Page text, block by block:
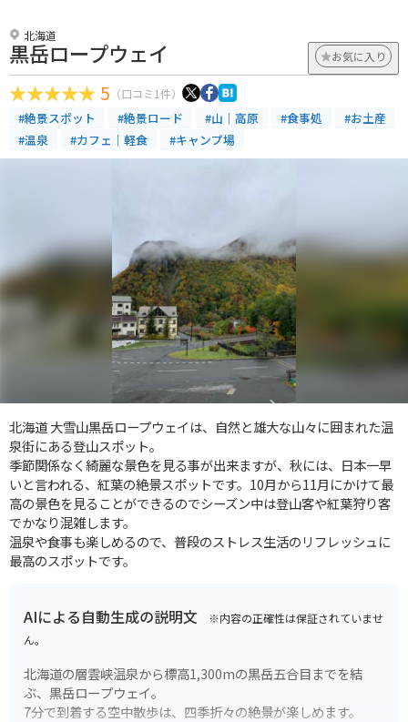
北海道
黒岳ロープウェイ お気に入り
5 （口コミ1件）
#絶景スポット #絶景ロード #山｜高原 #食事処
#お土産
#温泉
#カフェ｜軽食 #キャンプ場
北海道 大雪山黒岳ロープウェイは、自然と雄大な山々に囲まれた温
泉街にある登山スポット。
季節関係なく綺麗な景色を見る事が出来ますが、秋には、日本一早
いと言われる、紅葉の絶景スポットです。10月から11月にかけて最
高の景色を見ることができるのでシーズン中は登山客や紅葉狩り客
でかなり混雑します。
温泉や食事も楽しめるので、普段のストレス生活のリフレッシュに
最高のスポットです。
AIによる自動生成の説明文 ※内容の正確性は保証されていませ
ん。
北海道の層雲峡温泉から標高1,300mの黒岳五合目までを結
ぶ、黒岳ロープウェイ。
7分で到着する空中散歩は、四季折々の絶景が楽しめます。